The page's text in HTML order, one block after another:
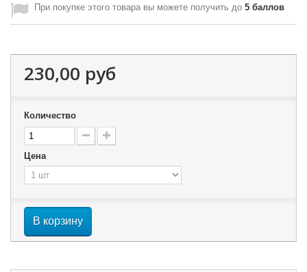
При покупке этого товара вы можете получить до 5 баллов
230,00 руб
Количество
Цена
В корзину